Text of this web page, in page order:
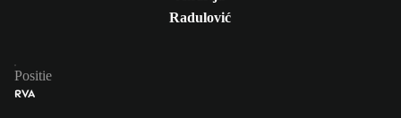
Radulović
Positie
RVA